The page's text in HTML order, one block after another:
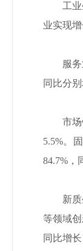
工
业实现增
服
同比分别
市
5.5%。
84.7%，
新
等领域
同比增长